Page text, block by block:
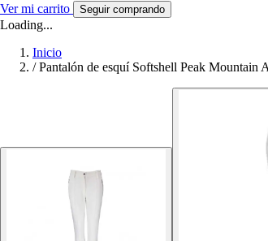
Ver mi carrito Seguir comprando
Loading...
Inicio
/ Pantalón de esquí Softshell Peak Mountain